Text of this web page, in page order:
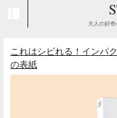
大人の好奇
これはシビれる！インパ
の表紙